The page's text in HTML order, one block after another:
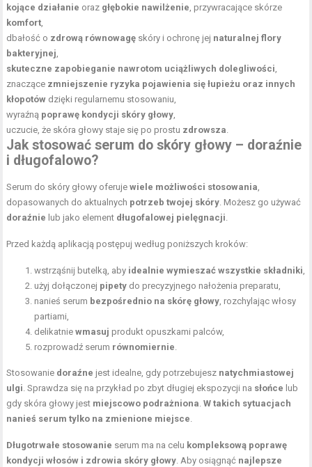
kojące działanie oraz głębokie nawilżenie, przywracające skórze
komfort,
dbałość o zdrową równowagę skóry i ochronę jej naturalnej flory
bakteryjnej,
skuteczne zapobieganie nawrotom uciążliwych dolegliwości,
znaczące zmniejszenie ryzyka pojawienia się łupieżu oraz innych
kłopotów dzięki regularnemu stosowaniu,
wyraźną poprawę kondycji skóry głowy,
uczucie, że skóra głowy staje się po prostu zdrowsza.
Jak stosować serum do skóry głowy – doraźnie
i długofalowo?
Serum do skóry głowy oferujewiele możliwości stosowania,
dopasowanych do aktualnych potrzeb twojej skóry. Możesz go używać
doraźnie lub jako element długofalowej pielęgnacji.
Przed każdą aplikacją postępuj według poniższych kroków:
wstrząśnij butelką, aby idealnie wymieszać wszystkie składniki,
użyj dołączonej pipety do precyzyjnego nałożenia preparatu,
nanieś serum bezpośrednio na skórę głowy, rozchylając włosy
partiami,
delikatniewmasuj produkt opuszkami palców,
rozprowadź serum równomiernie.
Stosowanie doraźne jest idealne, gdy potrzebujesz natychmiastowej
ulgi. Sprawdza się na przykład po zbyt długiej ekspozycji na słońce lub
gdy skóra głowy jest miejscowo podrażniona.W takich sytuacjach
nanieś serum tylko na zmienione miejsce.
Długotrwałe stosowanie serum ma na celu kompleksową poprawę
kondycji włosów i zdrowia skóry głowy. Aby osiągnąć najlepsze